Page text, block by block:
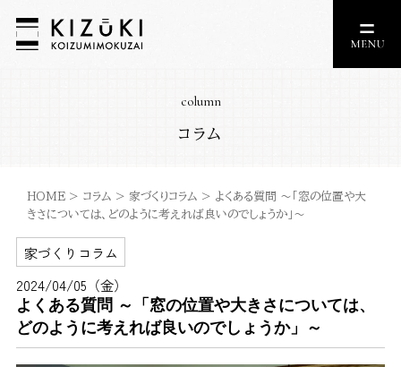
column
コラム
HOME > コラム > 家づくりコラム > よくある質問 ～「窓の位置や大
きさについては、どのように考えれば良いのでしょうか」～
家づくりコラム
2024/04/05（金）
よくある質問 ～「窓の位置や大きさについては、
どのように考えれば良いのでしょうか」～